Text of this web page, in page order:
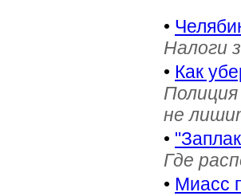
•
Налоги
• Как
не
•
Где
• Миасс